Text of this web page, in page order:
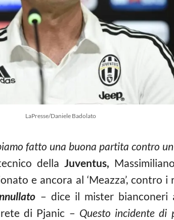
LaPresse/Daniele Badolato
fatto una buona partita contro
della Juventus,
e ancora al ‘Meazza’, contro
– dice il mister bianconeri
di Pjanic – Questo incidente